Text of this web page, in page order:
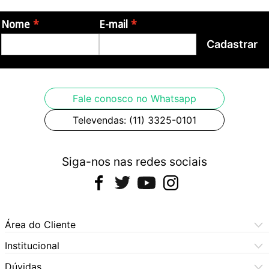
Itens Inclusos:
- O filtro de linha Oneal OAC-801D
- 3 meses de garantia pelo fabricante
Nome E-mail
Cadastrar
Fale conosco no Whatsapp
Televendas: (11) 3325-0101
Siga-nos nas redes sociais
Área do Cliente
Meus Pedidos
Meus Dados
Institucional
Central de Atendimento